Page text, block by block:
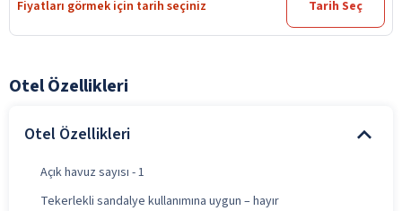
Fiyatları görmek için tarih seçiniz Tarih Seç
Otel Özellikleri
Otel Özellikleri
Açık havuz sayısı - 1
Tekerlekli sandalye kullanımına uygun – hayır